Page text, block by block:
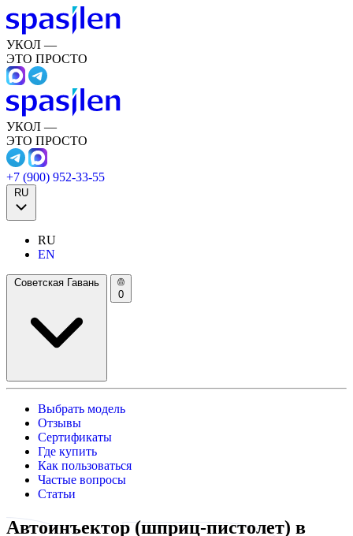
УКОЛ —
ЭТО ПРОСТО
УКОЛ —
ЭТО ПРОСТО
+7 (900) 952-33-55
RU
RU
EN
Советская Гавань
0
Выбрать модель
Отзывы
Сертификаты
Где купить
Как пользоваться
Частые вопросы
Статьи
Автоинъектор (шприц-пистолет) в